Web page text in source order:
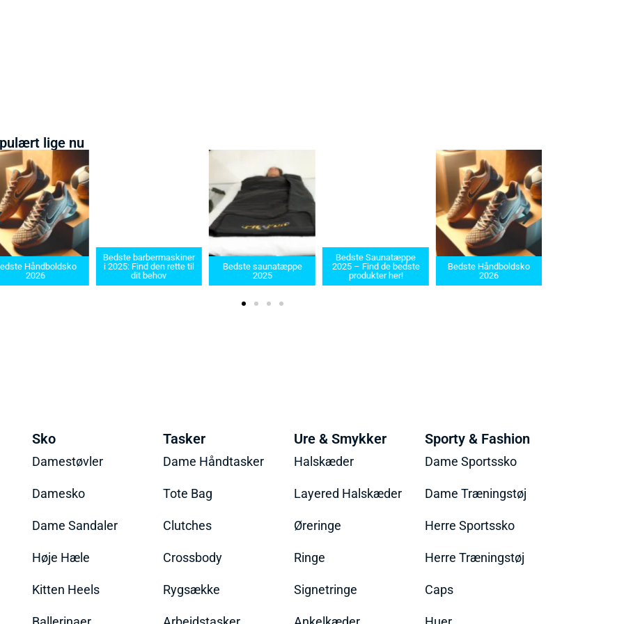
lige nu
barbermaskiner
Find den rette til
dit behov
Bedste saunatæppe
2025
Bedste Saunatæppe
2025 – Find de bedste
produkter her!
Bedste Håndboldsko
2026
Bedste barbermaskiner
i 2025: Find den rette til
dit behov
Sko
Damestøvler
Damesko
Dame Sandaler
Høje Hæle
Kitten Heels
Tasker
Dame Håndtasker
Tote Bag
Clutches
Crossbody
Rygsække
Ure & Smykker
Halskæder
Layered Halskæder
Øreringe
Ringe
Signetringe
Sporty & Fashion
Dame Sportssko
Dame Træningstøj
Herre Sportssko
Herre Træningstøj
Caps